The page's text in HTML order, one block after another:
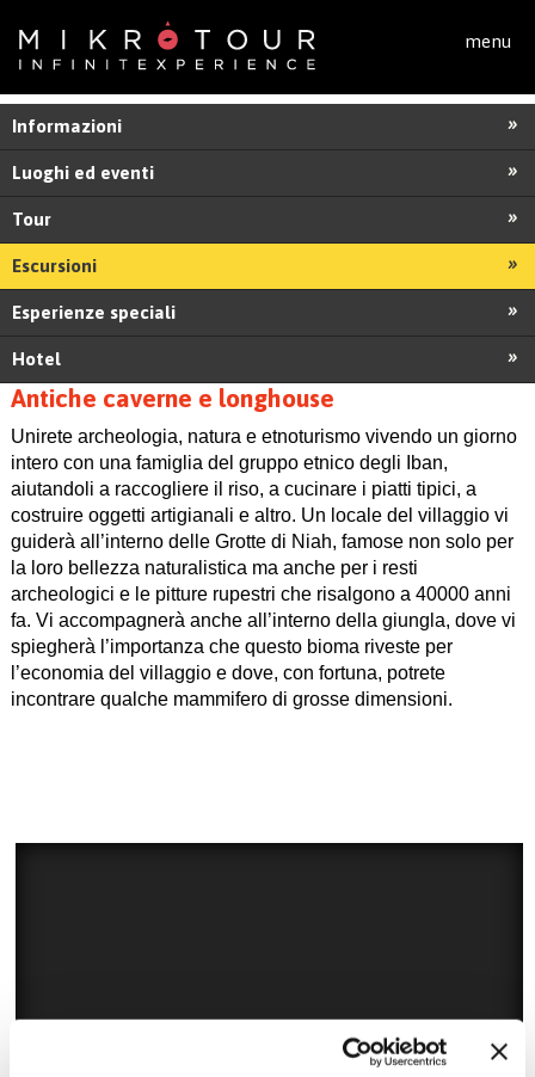
menu
Informazioni
Luoghi ed eventi
Tour
Escursioni
Esperienze speciali
Hotel
Antiche caverne e longhouse
Unirete archeologia, natura e etnoturismo vivendo un giorno
intero con una famiglia del gruppo etnico degli Iban,
aiutandoli a raccogliere il riso, a cucinare i piatti tipici, a
costruire oggetti artigianali e altro. Un locale del villaggio vi
guiderà all’interno delle Grotte di Niah, famose non solo per
la loro bellezza naturalistica ma anche per i resti
archeologici e le pitture rupestri che risalgono a 40000 anni
fa. Vi accompagnerà anche all’interno della giungla, dove vi
spiegherà l’importanza che questo bioma riveste per
l’economia del villaggio e dove, con fortuna, potrete
incontrare qualche mammifero di grosse dimensioni.